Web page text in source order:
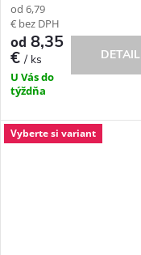
od 6,79
€ bez DPH
od 8,35
€/ ks
U Vás do
týždňa
DETAIL
Vyberte si variant